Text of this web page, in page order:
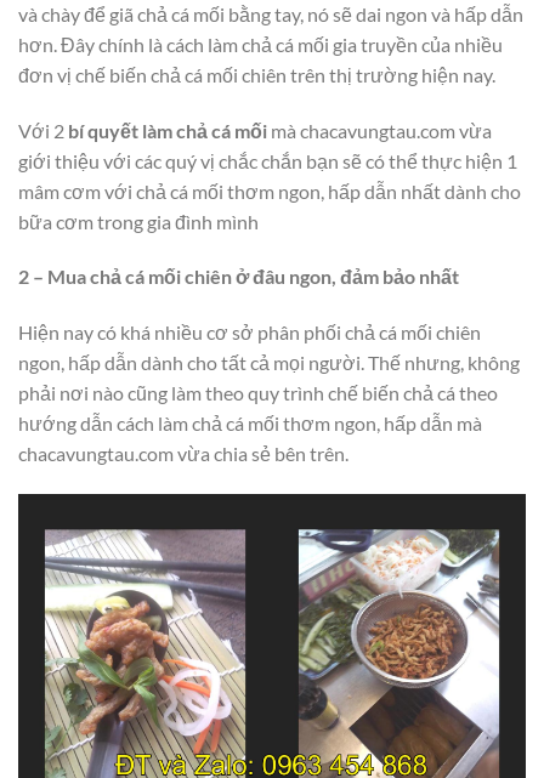
và chày để giã chả cá mối bằng tay, nó sẽ dai ngon và hấp dẫn
hơn. Đây chính là cách làm chả cá mối gia truyền của nhiều
đơn vị chế biến chả cá mối chiên trên thị trường hiện nay.
Với 2 bí quyết làm chả cá mối mà chacavungtau.com vừa
giới thiệu với các quý vị chắc chắn bạn sẽ có thể thực hiện 1
mâm cơm với chả cá mối thơm ngon, hấp dẫn nhất dành cho
bữa cơm trong gia đình mình
2 – Mua chả cá mối chiên ở đâu ngon, đảm bảo nhất
Hiện nay có khá nhiều cơ sở phân phối chả cá mối chiên
ngon, hấp dẫn dành cho tất cả mọi người. Thế nhưng, không
phải nơi nào cũng làm theo quy trình chế biến chả cá theo
hướng dẫn cách làm chả cá mối thơm ngon, hấp dẫn mà
chacavungtau.com vừa chia sẻ bên trên.